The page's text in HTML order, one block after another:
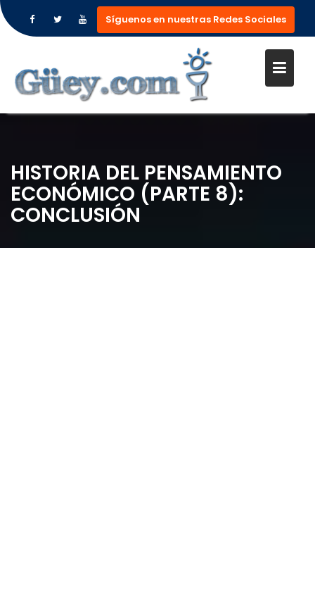
contenido
Síguenos en nuestras Redes Sociales
HISTORIA DEL PENSAMIENTO
ECONÓMICO (PARTE 8):
CONCLUSIÓN